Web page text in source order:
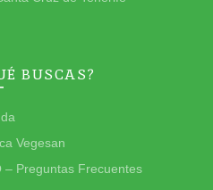
BUSCAS?
Vegesan
– Preguntas Frecuentes